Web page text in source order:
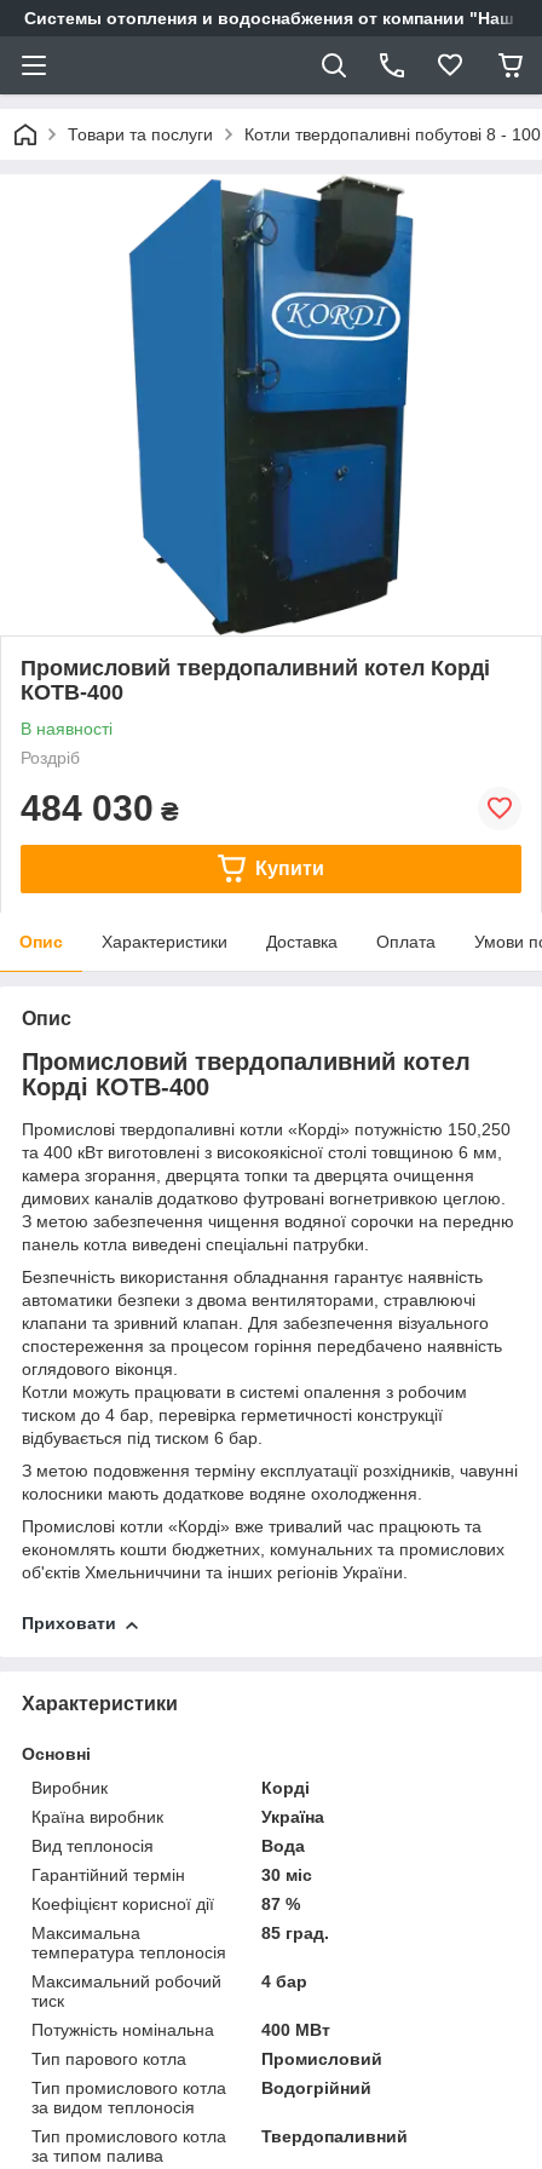
Системы отопления и водоснабжения от компании "Наш
Товари та послуги Котли твердопаливні побутові 8 - 100
Промисловий твердопаливний котел Корді
КОТВ-400
В наявності
Роздріб
484 030 ₴
Купити
Опис Характеристики Доставка Оплата Умови
Опис
Промисловий твердопаливний котел
Корді КОТВ-400
Промислові твердопаливні котли «Корді» потужністю 150,250
та 400 кВт виготовлені з високоякісної столі товщиною 6 мм,
камера згорання, дверцята топки та дверцята очищення
димових каналів додатково футровані вогнетривкою цеглою.
З метою забезпечення чищення водяної сорочки на передню
панель котла виведені спеціальні патрубки.
Безпечність використання обладнання гарантує наявність
автоматики безпеки з двома вентиляторами, стравлюючі
клапани та зривний клапан. Для забезпечення візуального
спостереження за процесом горіння передбачено наявність
оглядового віконця.
Котли можуть працювати в системі опалення з робочим
тиском до 4 бар, перевірка герметичності конструкції
відбувається під тиском 6 бар.
З метою подовження терміну експлуатації розхідників, чавунні
колосники мають додаткове водяне охолодження.
Промислові котли «Корді» вже тривалий час працюють та
економлять кошти бюджетних, комунальних та промислових
об'єктів Хмельниччини та інших регіонів України.
Приховати
Характеристики
Основні
Виробник
Корді
Країна виробник
Україна
Вид теплоносія
Вода
Гарантійний термін
30 міс
Коефіцієнт корисної дії
87 %
Максимальна
температура теплоносія
85 град.
Максимальний робочий
тиск
4 бар
Потужність номінальна
400 МВт
Тип парового котла
Промисловий
Тип промислового котла
за видом теплоносія
Водогрійний
Тип промислового котла
за типом палива
Твердопаливний